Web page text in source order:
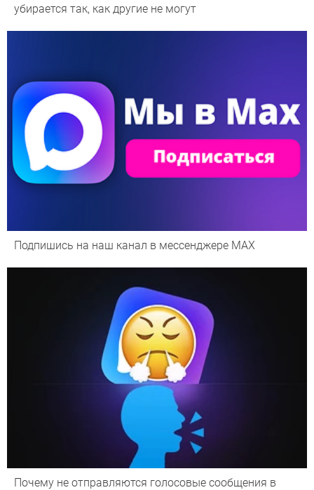
убирается так, как другие не могут
Подпишись на наш канал в мессенджере МАХ
Почему не отправляются голосовые сообщения в